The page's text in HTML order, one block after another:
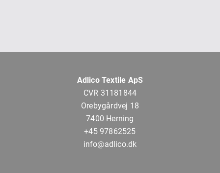
Adlico Textile ApS
CVR 31181844
Orebygårdvej 18
7400 Herning
+45 97862525
info@adlico.dk